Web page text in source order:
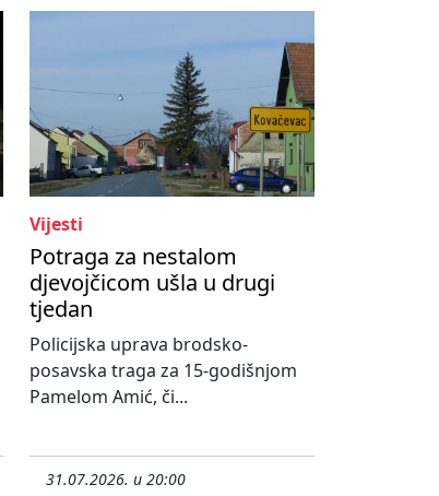
Vijesti
Potraga za nestalom
djevojčicom ušla u drugi
tjedan
Policijska uprava brodsko-
posavska traga za 15-godišnjom
Pamelom Amić, či...
31.07.2026. u 20:00